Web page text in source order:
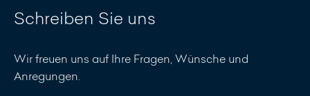
Schreiben Sie uns
Wir freuen uns auf Ihre Fragen, Wünsche und
Anregungen.